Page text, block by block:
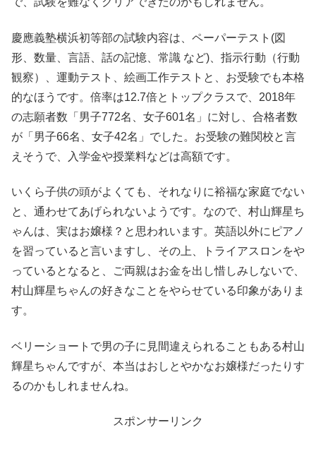
慶應義塾横浜初等部の試験内容は、ペーパーテスト(図
形、数量、言語、話の記憶、常識 など)、指示行動（行動
観察）、運動テスト、絵画工作テストと、お受験でも本格
的なほうです。倍率は12.7倍とトップクラスで、2018年
の志願者数「男子772名、女子601名」に対し、合格者数
が「男子66名、女子42名」でした。お受験の難関校と言
えそうで、入学金や授業料などは高額です。
いくら子供の頭がよくても、それなりに裕福な家庭でない
と、通わせてあげられないようです。なので、村山輝星ち
ゃんは、実はお嬢様？と思われいます。英語以外にピアノ
を習っていると言いますし、その上、トライアスロンをや
っているとなると、ご両親はお金を出し惜しみしないで、
村山輝星ちゃんの好きなことをやらせている印象がありま
す。
ベリーショートで男の子に見間違えられることもある村山
輝星ちゃんですが、本当はおしとやかなお嬢様だったりす
るのかもしれませんね。
スポンサーリンク